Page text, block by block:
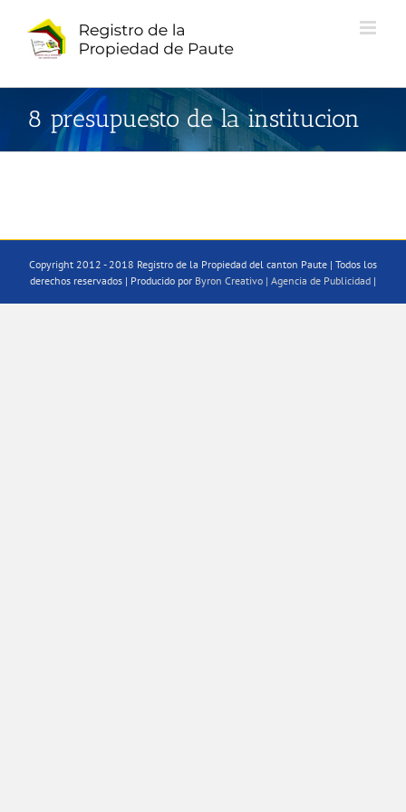
contenido
8 presupuesto de la institucion
Copyright 2012 - 2018 Registro de la Propiedad del canton Paute | Todos los
derechos reservados | Producido por Byron Creativo | Agencia de Publicidad |